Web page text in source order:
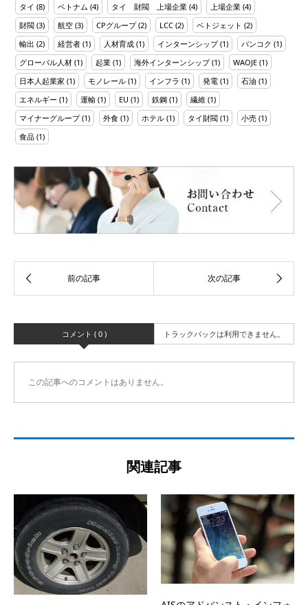
タイ (8) ベトナム (4) タイ 財閥 上場企業 (4) 上場企業 (4)
財閥 (3) 航空 (3) CPグループ(2) LCC (2) ベトジェット (2)
輸出 (2) 経営者 (1) 人材育成 (1) インターンシップ(1) バンコク (1)
グローバル人材 (1) 起業 (1) 海外インターンシップ(1) WAOJE (1)
日本人起業家 (1) モノレール (1) インフラ (1) 発電 (1) 石油 (1)
エネルギー (1) 運輸 (1) EU (1) 鉄鋼 (1) 繊維 (1)
マイナーグループ(1) 外食 (1) ホテル (1) タイ財閥 (1) 小売 (1)
食品 (1)
コメント ( 0 ) トラックバックは利用できません。
この記事へのコメントはありません。
関連記事